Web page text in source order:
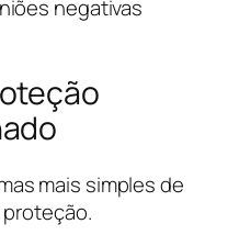
negativas
mais simples de